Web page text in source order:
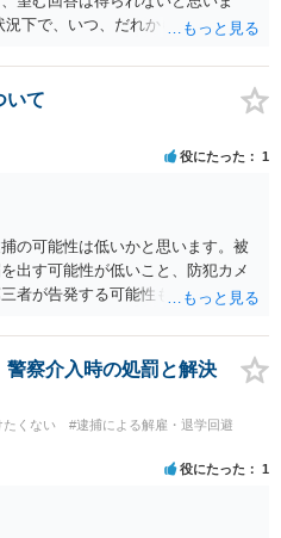
下で、いつ、だれからどのような
とについて、お近くで詳細な法律
探された方がよいと思われます。
合、ＩＣレコーダーを持参して取
と考えます。
いて
役にたった 1
の可能性は低いかと思います。被
出す可能性が低いこと、防犯カメ
者が告発する可能性も低いこと、
程度の動画)してしまいました。下
せん。」とありますが、少なくと
被疑事実で逮捕勾留されるケース
です（最終的には不起訴ないし各
こともあります）。2度としないこ
てください。
察介入時の処罰と解決
くない
#逮捕による解雇・退学回避
役にたった 1